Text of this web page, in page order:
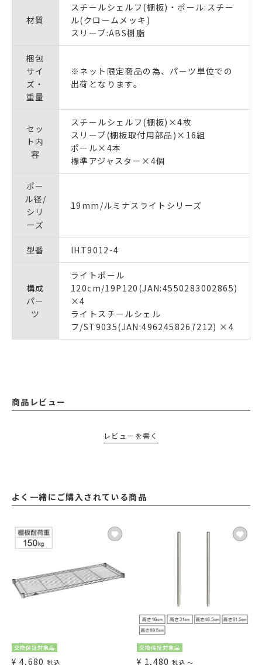
材質
スチールシェルフ(棚板)・ポール:スチー
ル(クロームメッキ)
スリーブ:ABS樹脂
梱包
サイ
ズ・
重量
※ネット限定商品の為、パーツ単位での
出荷となります。
セッ
ト内
容
スチールシェルフ(棚板)×4枚
スリーブ(棚板取付用部品)×16組
ポール×4本
標準アジャスター×4個
ポー
ル径/
シリ
ーズ
19mm/ルミナスライトシリーズ
型番 IHT9012-4
構成
パー
ツ
ライトポール
120cm/19P120(JAN:4550283002865)
×4
ライトスチールシェル
フ/ST9035(JAN:4962458267212) ×4
商品レビュー
レビューを書く
よく一緒にご購入されている商品
交換保証対象品
¥ 4,680 税込
交換保証対象品
¥ 1,480 税込 〜